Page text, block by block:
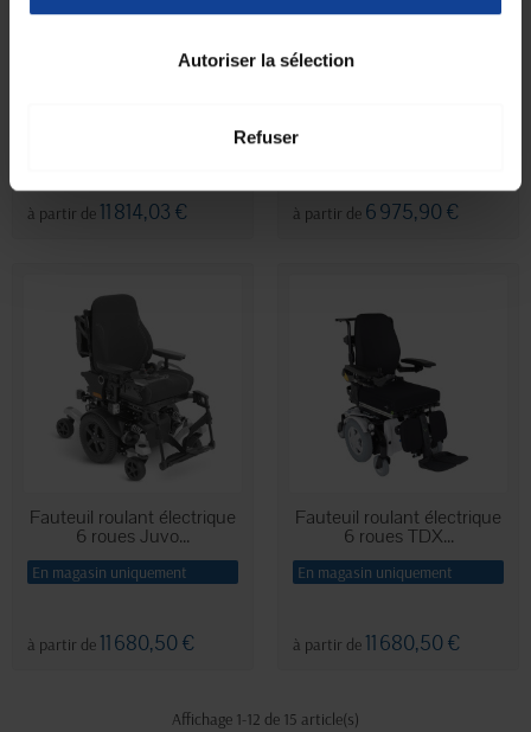
Autoriser la sélection
Refuser
à partir de 11 814,03 €
En magasin uniquement
à partir de 6 975,90 €
Fauteuil roulant électrique
6 roues Juvo...
En magasin uniquement
à partir de 11 680,50 €
Fauteuil roulant électrique
6 roues TDX...
En magasin uniquement
à partir de 11 680,50 €
Affichage 1-12 de 15 article(s)